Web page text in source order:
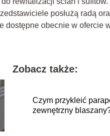
posłużą radą
dostępne obecnie w ofercie
Zobacz także:
Czym przykleić
zewnętrzny